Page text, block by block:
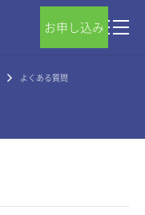
お申し込み
よくある質問